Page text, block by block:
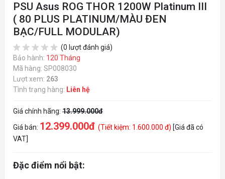
PSU Asus ROG THOR 1200W Platinum III
( 80 PLUS PLATINUM/MÀU ĐEN
BẠC/FULL MODULAR)
(0 lượt đánh giá)
Bảo hành: 120 Tháng
Mã hàng: SP008030
Lượt xem: 263
Tình trạng hàng: Liên hệ
Giá chính hãng: 13.999.000đ
Giá bán: 12.399.000đ (Tiết kiệm: 1.600.000 đ) [Giá đã có
VAT]
Đặc điểm nổi bật: